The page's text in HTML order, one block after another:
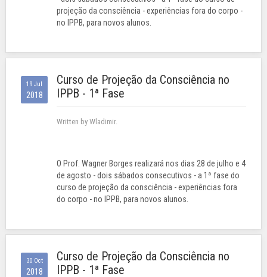
projeção da consciência - experiências fora do corpo -
no IPPB, para novos alunos.
19 Jul
2018
Curso de Projeção da Consciência no
IPPB - 1ª Fase
Written by Wladimir.
O Prof. Wagner Borges realizará nos dias 28 de julho e 4
de agosto - dois sábados consecutivos - a 1ª fase do
curso de projeção da consciência - experiências fora
do corpo - no IPPB, para novos alunos.
30 Oct
2018
Curso de Projeção da Consciência no
IPPB - 1ª Fase